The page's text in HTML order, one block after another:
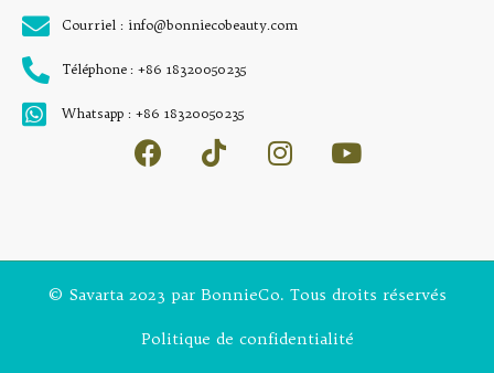
Courriel : info@bonniecobeauty.com
Téléphone : +86 18320050235
Whatsapp : +86 18320050235
© Savarta 2023 par BonnieCo. Tous droits réservés
Politique de confidentialité